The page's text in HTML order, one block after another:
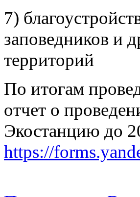
7)
заповедников и
территорий
По итогам
отчет о
Экостанцию до
https://